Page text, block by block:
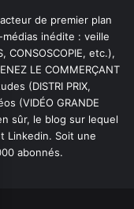
de premier plan
inédite : veille
CONSOSCOPIE, etc.),
LE COMMERÇANT
(DISTRI PRIX,
(VIDÉO GRANDE
sûr, le blog sur lequel
Linkedin. Soit une
abonnés.